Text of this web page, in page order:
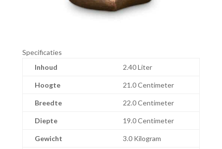
Specificaties
Inhoud
2.40 Liter
Hoogte 21.0 Centimeter
Breedte 22.0 Centimeter
Diepte 19.0 Centimeter
Gewicht 3.0 Kilogram